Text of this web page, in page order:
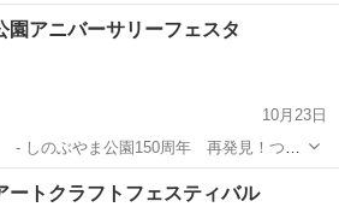
楽を楽しむイベントを開催いたします！
園』で開催です！ 芝生ではピクニックシ
園アニバーサリーフェスタ
10月23日
- しのぶやま公園150周年 再発見！つな
トを開催します！ 信夫山公園にたくさん
しいイベントです！ 是非、ご家族でお越
展示会 マルシェ
ートクラフトフェスティバル